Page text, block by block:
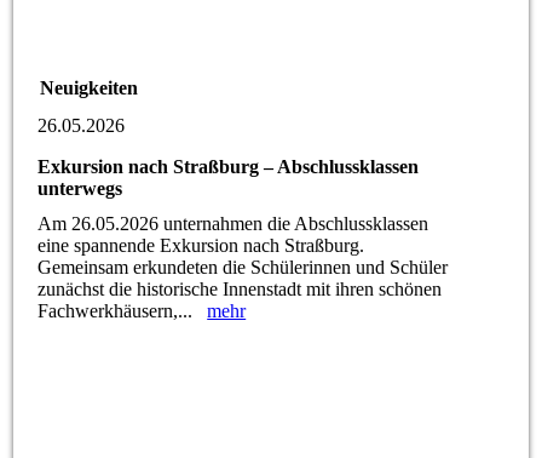
Neuigkeiten
26.05.2026
Exkursion nach Straßburg – Abschlussklassen
unterwegs
Am 26.05.2026 unternahmen die Abschlussklassen
eine spannende Exkursion nach Straßburg.
Gemeinsam erkundeten die Schülerinnen und Schüler
zunächst die historische Innenstadt mit ihren schönen
Fachwerkhäusern,...mehr